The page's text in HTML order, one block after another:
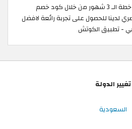
احصل على خصم 40% على خطة الـ 3 شهور من خلال كود خصم
لدينا للحصول على تجربة رائعة لافضل
- تطبيق الكوتش
تغيير الدولة
السعودية